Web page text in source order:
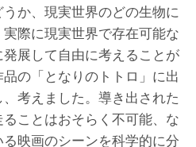
か、現実世界のどの生物に
際に現実世界で存在可能な
展して自由に考えることが
の「となりのトトロ」に出
考えました。導き出された
ことはおそらく不可能、な
映画のシーンを科学的に分